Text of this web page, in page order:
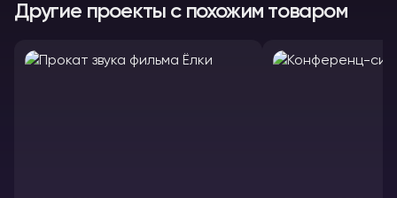
Другие проекты с похожим товаром